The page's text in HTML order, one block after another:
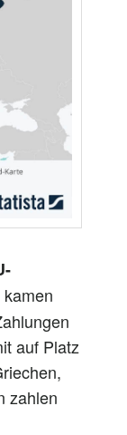
auf Platz
zahlen